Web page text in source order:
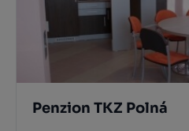
Penzion TKZ Polná